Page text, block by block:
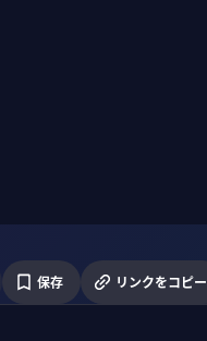
保存 リンクをコピー